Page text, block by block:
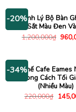
-20%
Thanh Lý Bộ Bàn
Sắt Màu Đen
1,200,000₫ Giá
-34%Ghế Cafe Eames
Phong Cách Tối
(Nhiều Màu)
220,000₫ Giá